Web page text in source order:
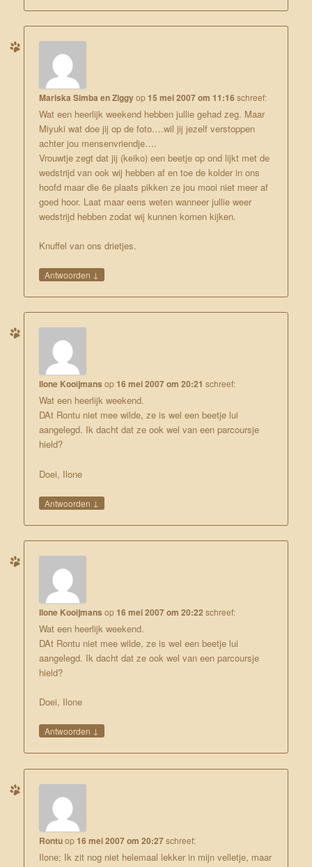
Mariska Simba en Ziggyop 15 mei 2007 om 11:16 schreef:
Wat een heerlijk weekend hebben jullie gehad zeg. Maar
Miyuki wat doe jij op de foto….wil jij jezelf verstoppen
achter jou mensenvriendje….
Vrouwtje zegt dat jij (keiko) een beetje op ond lijkt met de
wedstrijd van ook wij hebben af en toe de kolder in ons
hoofd maar die 6e plaats pikken ze jou mooi niet meer af
goed hoor. Laat maar eens weten wanneer jullie weer
wedstrijd hebben zodat wij kunnen komen kijken.
Knuffel van ons drietjes.
Antwoorden ↓
Ilone Kooijmans op 16 mei 2007 om 20:21 schreef:
Wat een heerlijk weekend.
DAt Rontu niet mee wilde, ze is wel een beetje lui
aangelegd. Ik dacht dat ze ook wel van een parcoursje
hield?
Doei, Ilone
Antwoorden ↓
Ilone Kooijmans op 16 mei 2007 om 20:22 schreef:
Wat een heerlijk weekend.
DAt Rontu niet mee wilde, ze is wel een beetje lui
aangelegd. Ik dacht dat ze ook wel van een parcoursje
hield?
Doei, Ilone
Antwoorden ↓
Rontuop 16 mei 2007 om 20:27schreef:
Ilone; Ik zit nog niet helemaal lekker in mijn velletje, maar